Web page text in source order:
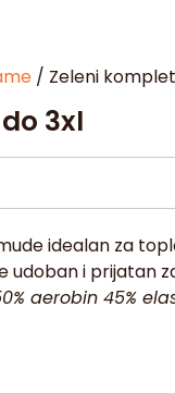
/ Zeleni komplet
3xl
idealan za
udoban i prijatan
aerobin 45%